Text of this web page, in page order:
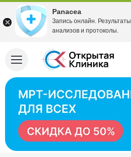
Panacea
Запись онлайн. Результаты
анализов и протоколы.